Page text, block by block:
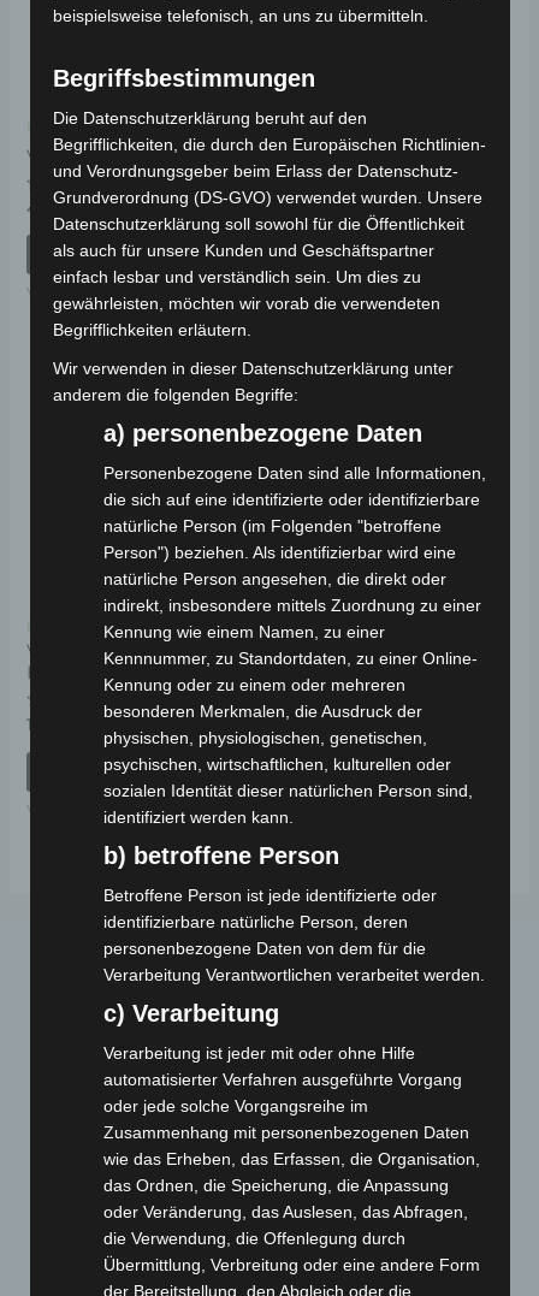
Kostenloser Versand
VB7 RAHMEN
Bewertet
0
459,00€
IN DEN WARENKORB
VB7
Kostenloser Versand
VB7 CONTROLLER-
GEHÄUSE
Bewertet
0
5
19,00€ *
IN DEN WARENKORB
VB7
Kostenloser Versand
VB7 SCHUTZ FÜR
HINTERES SCHALTWERK
Bewertet
0
19,00
IN DEN WARENKORB
VB7
Webseite
Cashback-Aktion
Händler werden
Home
Gemeinsam spenden
beispielsweise telefonisch, an uns zu übermitteln.
Begriffsbestimmungen
Die Datenschutzerklärung beruht auf den
Begrifflichkeiten, die durch den Europäischen Richtlinien-
und Verordnungsgeber beim Erlass der Datenschutz-
Grundverordnung (DS-GVO) verwendet wurden. Unsere
Datenschutzerklärung soll sowohl für die Öffentlichkeit
als auch für unsere Kunden und Geschäftspartner
einfach lesbar und verständlich sein. Um dies zu
gewährleisten, möchten wir vorab die verwendeten
Begrifflichkeiten erläutern.
Wir verwenden in dieser Datenschutzerklärung unter
anderem die folgenden Begriffe:
a) personenbezogene Daten
Personenbezogene Daten sind alle Informationen,
die sich auf eine identifizierte oder identifizierbare
natürliche Person (im Folgenden "betroffene
Person") beziehen. Als identifizierbar wird eine
natürliche Person angesehen, die direkt oder
indirekt, insbesondere mittels Zuordnung zu einer
Kennung wie einem Namen, zu einer
Kennnummer, zu Standortdaten, zu einer Online-
Kennung oder zu einem oder mehreren
besonderen Merkmalen, die Ausdruck der
physischen, physiologischen, genetischen,
psychischen, wirtschaftlichen, kulturellen oder
sozialen Identität dieser natürlichen Person sind,
identifiziert werden kann.
b) betroffene Person
Betroffene Person ist jede identifizierte oder
identifizierbare natürliche Person, deren
personenbezogene Daten von dem für die
Verarbeitung Verantwortlichen verarbeitet werden.
c) Verarbeitung
Verarbeitung ist jeder mit oder ohne Hilfe
automatisierter Verfahren ausgeführte Vorgang
oder jede solche Vorgangsreihe im
Zusammenhang mit personenbezogenen Daten
wie das Erheben, das Erfassen, die Organisation,
das Ordnen, die Speicherung, die Anpassung
oder Veränderung, das Auslesen, das Abfragen,
die Verwendung, die Offenlegung durch
Übermittlung, Verbreitung oder eine andere Form
der Bereitstellung, den Abgleich oder die